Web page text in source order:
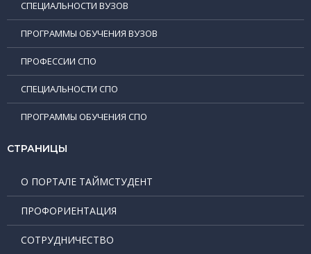
СПЕЦИАЛЬНОСТИ ВУЗОВ
ПРОГРАММЫ ОБУЧЕНИЯ ВУЗОВ
ПРОФЕССИИ СПО
СПЕЦИАЛЬНОСТИ СПО
ПРОГРАММЫ ОБУЧЕНИЯ СПО
СТРАНИЦЫ
О ПОРТАЛЕ ТАЙМСТУДЕНТ
ПРОФОРИЕНТАЦИЯ
СОТРУДНИЧЕСТВО